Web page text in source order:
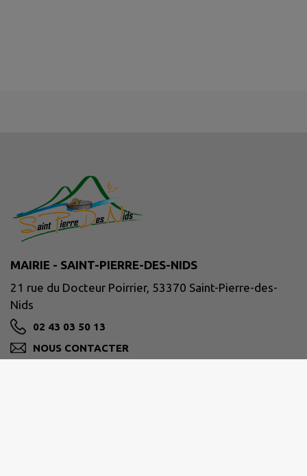
MAIRIE - SAINT-PIERRE-DES-NIDS
21 rue du Docteur Poirrier, 53370 Saint-Pierre-des-
Nids
02 43 03 50 13
NOUS CONTACTER